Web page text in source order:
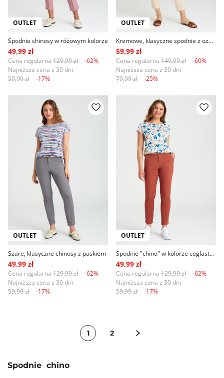
OUTLET
Spodnie chinosy w różowym kolorze
49,99 zł
Cena regularna 129,99 zł
-62%
Najniższa cena z 30 dni
59,99 zł
-17%
OUTLET
Kremowe, klasyczne spodnie z ozdobnymi guzikami
59,99 zł
Cena regularna 149,99 zł
-60%
Najniższa cena z 30 dni
79,99 zł
-25%
OUTLET
Szare, klasyczne chinosy z paskiem
49,99 zł
Cena regularna 129,99 zł
-62%
Najniższa cena z 30 dni
59,99 zł
-17%
OUTLET
Spodnie "chino" w kolorze ceglastej czerwieni
49,99 zł
Cena regularna 129,99 zł
-62%
Najniższa cena z 30 dni
59,99 zł
-17%
1 2
Spodnie chino